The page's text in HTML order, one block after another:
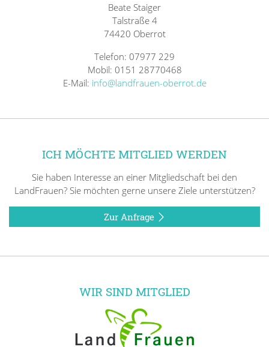
Beate Staiger
Talstraße 4
74420 Oberrot
Telefon: 07977 229
Mobil: 0151 28770468
E-Mail: info@landfrauen-oberrot.de
ICH MÖCHTE MITGLIED WERDEN
Sie haben Interesse an einer Mitgliedschaft bei den
LandFrauen? Sie möchten gerne unsere Ziele unterstützen?
Zur Anfrage
WIR SIND MITGLIED